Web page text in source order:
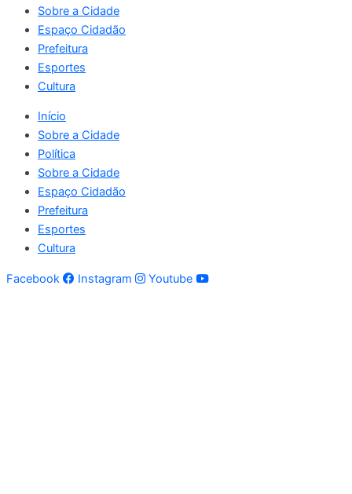
Sobre a Cidade
Espaço Cidadão
Prefeitura
Esportes
Cultura
Início
Sobre a Cidade
Política
Sobre a Cidade
Espaço Cidadão
Prefeitura
Esportes
Cultura
Facebook Instagram Youtube